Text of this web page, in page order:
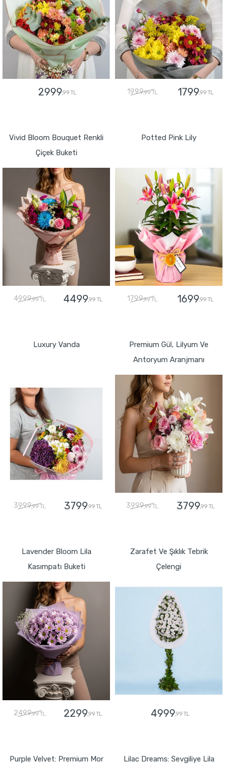
2999,99 TL 1999,99 TL 1799,99 TL
Vivid Bloom Bouquet Renkli
Çiçek Buketi
4999,99 TL 4499,99 TL
Potted Pink Lily
1799,99 TL 1699,99 TL
Luxury Vanda
3999,99 TL 3799,99 TL
Premium Gül, Lilyum Ve
Antoryum Aranjmanı
3999,99 TL 3799,99 TL
Lavender Bloom Lila
Kasımpatı Buketi
2499,99 TL 2299,99 TL
Zarafet Ve Şıklık Tebrik
Çelengi
4999,99 TL
Purple Velvet: Premium Mor
Lilac Dreams: Sevgiliye Lila